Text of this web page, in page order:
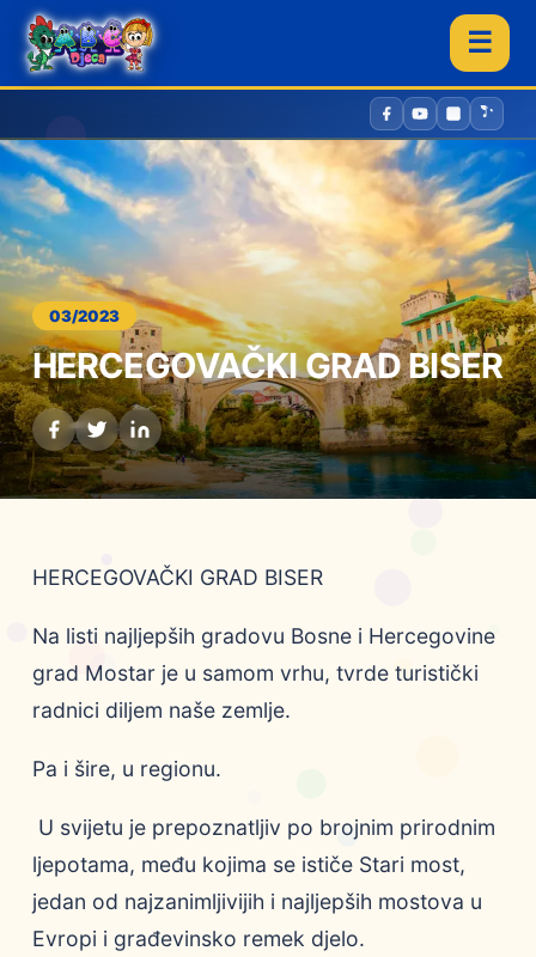
☰
03/2023
HERCEGOVAČKI GRAD BISER
HERCEGOVAČKI GRAD BISER
Na listi najljepših gradovu Bosne i Hercegovine
grad Mostar je u samom vrhu, tvrde turistički
radnici diljem naše zemlje.
Pa i šire, u regionu.
U svijetu je prepoznatljiv po brojnim prirodnim
ljepotama, među kojima se ističe Stari most,
jedan od najzanimljivijih i najljepših mostova u
Evropi i građevinsko remek djelo.